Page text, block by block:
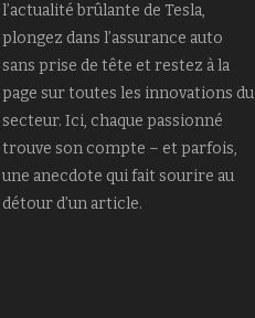
l’actualité brûlante de Tesla,
plongez dans l’assurance auto
sans prise de tête et restez à la
page sur toutes les innovations du
secteur. Ici, chaque passionné
trouve son compte – et parfois,
une anecdote qui fait sourire au
détour d’un article.